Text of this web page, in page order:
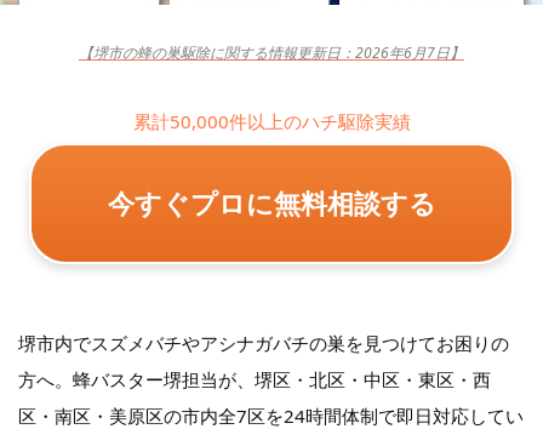
【堺市の蜂の巣駆除に関する情報更新日：2026年6月7日】
累計50,000件以上のハチ駆除実績
今すぐプロに無料相談する
堺市内でスズメバチやアシナガバチの巣を見つけてお困りの
方へ。蜂バスター堺担当が、堺区・北区・中区・東区・西
区・南区・美原区の市内全7区を24時間体制で即日対応してい